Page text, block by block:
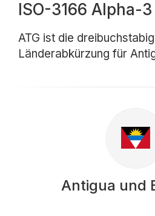
ISO-3166 Alpha-3
ATG ist die
Länderabkürzung für
Antigua und